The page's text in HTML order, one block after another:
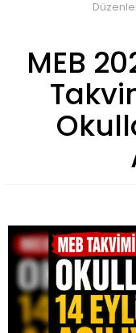
MEB